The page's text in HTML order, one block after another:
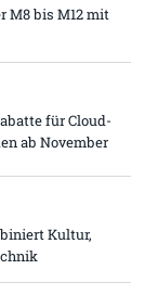
M8 bis M12 mit
für Cloud-
ab November
Kultur,